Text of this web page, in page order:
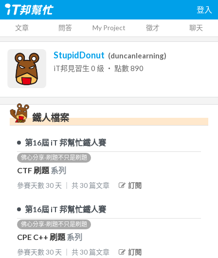
登入
文章 問答 My Project 徵才 聊天
StupidDonut (duncanlearning)
iT邦見習生 0 級 ‧ 點數890
鐵人檔案
第16屆 iT 邦幫忙鐵人賽
佛心分享-刷題不只是刷題
CPE C++ 刷題 系列
參賽天數30 天 共30 篇文章 訂閱
第16屆 iT 邦幫忙鐵人賽
佛心分享-刷題不只是刷題
CTF 刷題 系列
參賽天數30 天 共30 篇文章 訂閱